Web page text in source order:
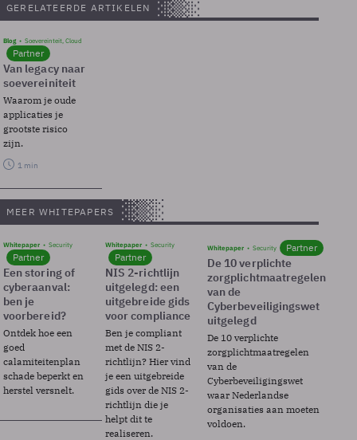
GERELATEERDE ARTIKELEN
Blog Soevereinteit, Cloud
Partner
Van legacy naar
soevereiniteit
Waarom je oude
applicaties je
grootste risico
zijn.
1 min
MEER WHITEPAPERS
Whitepaper Security
Partner
Een storing of
cyberaanval:
ben je
voorbereid?
Ontdek hoe een
goed
calamiteitenplan
schade beperkt en
herstel versnelt.
Whitepaper Security
Partner
NIS 2-richtlijn
uitgelegd: een
uitgebreide gids
voor compliance
Ben je compliant
met de NIS 2-
richtlijn? Hier vind
je een uitgebreide
gids over de NIS 2-
richtlijn die je
helpt dit te
realiseren.
Whitepaper Security Partner
De 10 verplichte
zorgplichtmaatregelen
van de
Cyberbeveiligingswet
uitgelegd
De 10 verplichte
zorgplichtmaatregelen
van de
Cyberbeveiligingswet
waar Nederlandse
organisaties aan moeten
voldoen.